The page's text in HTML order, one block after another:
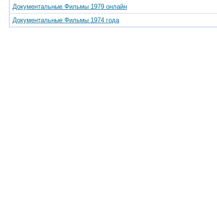
Документальные Фильмы 1979 онлайн
Документальные Фильмы 1974 года